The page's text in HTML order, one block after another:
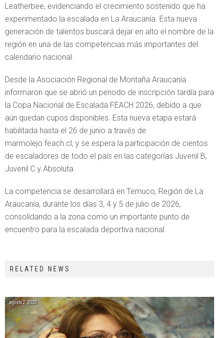
Leatherbee, evidenciando el crecimiento sostenido que ha
experimentado la escalada en La Araucanía. Esta nueva
generación de talentos buscará dejar en alto el nombre de la
región en una de las competencias más importantes del
calendario nacional.
Desde la Asociación Regional de Montaña Araucanía
informaron que se abrió un periodo de inscripción tardía para
la Copa Nacional de Escalada FEACH 2026, debido a que
aún quedan cupos disponibles. Esta nueva etapa estará
habilitada hasta el 26 de junio a través de
marmolejo.feach.cl, y se espera la participación de cientos
de escaladores de todo el país en las categorías Juvenil B,
Juvenil C y Absoluta.
La competencia se desarrollará en Temuco, Región de La
Araucanía, durante los días 3, 4 y 5 de julio de 2026,
consolidando a la zona como un importante punto de
encuentro para la escalada deportiva nacional.
RELATED NEWS
agosto 2, 2020